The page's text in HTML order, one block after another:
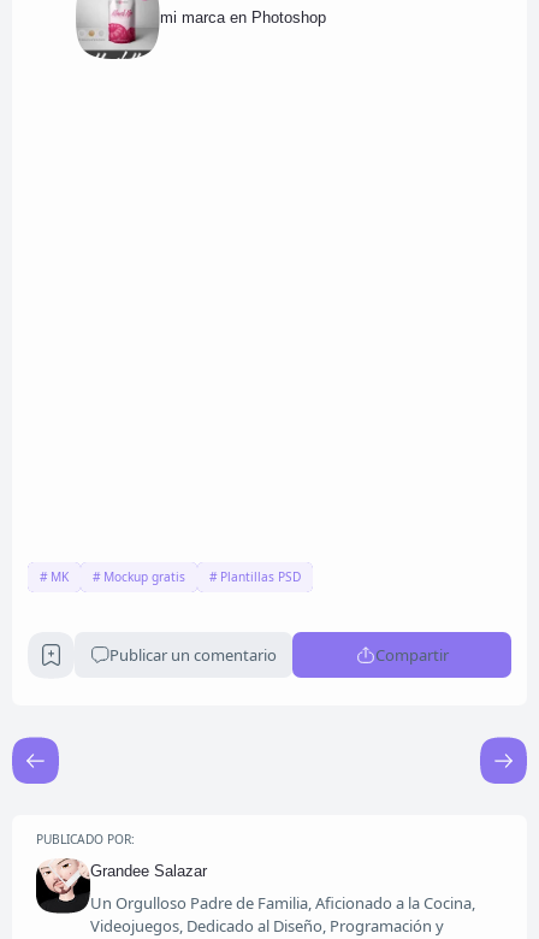
mi marca en Photoshop
MK Mockup gratis Plantillas PSD
Publicar un comentario Compartir
PUBLICADO POR:
Grandee Salazar
Un Orgulloso Padre de Familia, Aficionado a la Cocina,
Videojuegos, Dedicado al Diseño, Programación y